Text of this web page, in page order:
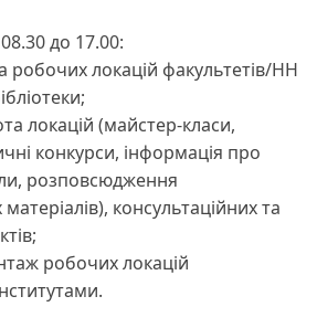
до 17.00:
робочих локацій факультетів/НН
локацій (майстер-класи,
конкурси, інформація про
розповсюдження
консультаційних та
робочих локацій